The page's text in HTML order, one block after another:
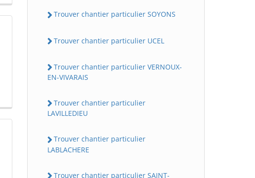
Trouver chantier particulier SOYONS
Trouver chantier particulier UCEL
Trouver chantier particulier VERNOUX-
EN-VIVARAIS
Trouver chantier particulier
LAVILLEDIEU
Trouver chantier particulier
LABLACHERE
Trouver chantier particulier SAINT-